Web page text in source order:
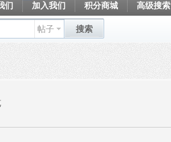
们 加入我们 积分商城 高级搜索
帖子 搜索